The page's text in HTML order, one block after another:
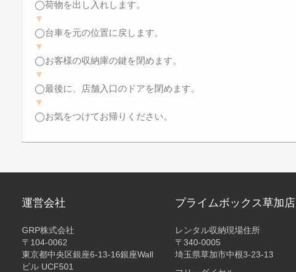
◯荷物を出し入れします。
▼
◯台車を元の位置に戻します。
▼
◯お客様の収納庫の鍵を閉めます。
▼
◯最後に、店舗入口のドアを閉めます。
▼
◯お気をつけてお帰りください。
運営会社
GRP株式会社
〒104-0062
東京都中央区銀座6-13-16銀座Wall
ビル UCF501
プライムボックス草加店
レンタル収納現場住所
〒340-0005
埼玉県草加市中根3-23-13